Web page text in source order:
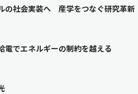
の社会実装へ 産学をつなぐ研究革新
電でエネルギーの制約を越える